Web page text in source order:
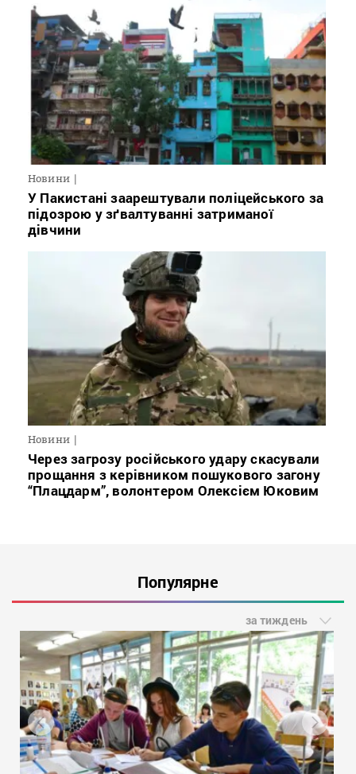
Новини
У Пакистані заарештували поліцейського за
підозрою у зґвалтуванні затриманої
дівчини
Новини
Через загрозу російського удару скасували
прощання з керівником пошукового загону
“Плацдарм”, волонтером Олексієм Юковим
Популярне
за тиждень